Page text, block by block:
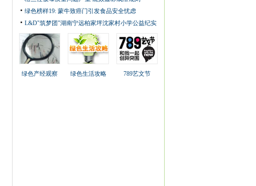
绿色榜样19: 蒙牛致癌门引发食品安全忧虑
L&D"筑梦团"湖南宁远柏家坪沈家村小学公益纪实
绿色产经观察 绿色生活攻略 789艺文节